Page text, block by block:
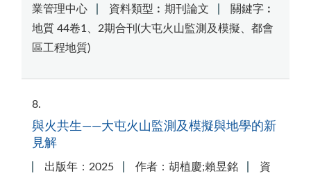
業管理中心
資料類型︰期刊論文
關鍵字︰
地質 44卷1、2期合刊(大屯火山監測及模擬、都會
區工程地質)
8
與火共生——大屯火山監測及模擬與地學的新
見解
出版年：2025 作者：胡植慶;賴昱銘
資